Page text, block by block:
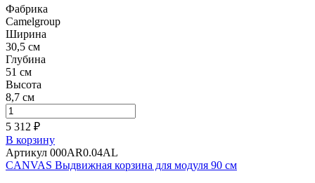
Фабрика
Camelgroup
Ширина
30,5 см
Глубина
51 см
Высота
8,7 см
5 312 ₽
В корзину
Артикул 000AR0.04AL
CANVAS Выдвижная корзина для модуля 90 см